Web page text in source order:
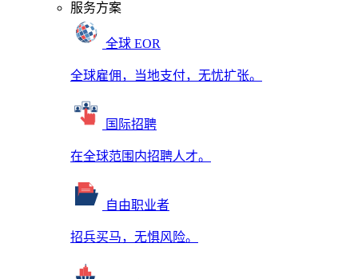
服务方案
全球 EOR
全球雇佣，当地支付，无忧扩张。
国际招聘
在全球范围内招聘人才。
自由职业者
招兵买马，无惧风险。